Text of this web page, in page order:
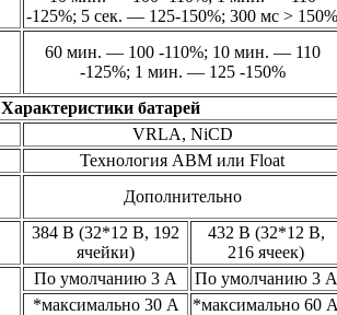
-125%; 5 сек. — 125-150%; 300 мс > 150%
60 мин. — 100 -110%; 10 мин. — 110
-125%; 1 мин. — 125 -150%
Характеристики батарей
VRLA, NiCD
Технология ABM или Float
Дополнительно
384 В (32*12 В, 192
ячейки)
432 В (32*12 В,
216 ячеек)
По умолчанию 3 A
По умолчанию 3 A
*максимально 30 A
*максимально 60